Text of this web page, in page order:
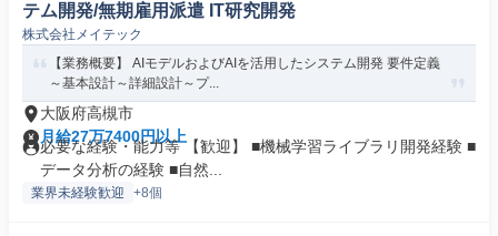
テム開発/無期雇用派遣 IT研究開発
株式会社メイテック
【業務概要】 AIモデルおよびAIを活用したシステム開発 要件定義
～基本設計～詳細設計～プ...
大阪府高槻市
月給27万7400円以上
必要な経験・能力等 【歓迎】 ■機械学習ライブラリ開発経験 ■
データ分析の経験 ■自然...
業界未経験歓迎 +8個